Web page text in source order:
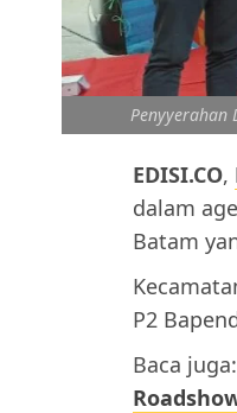
Penyyerahan
EDISI.CO,
dalam
Batam
P2
Baca juga: